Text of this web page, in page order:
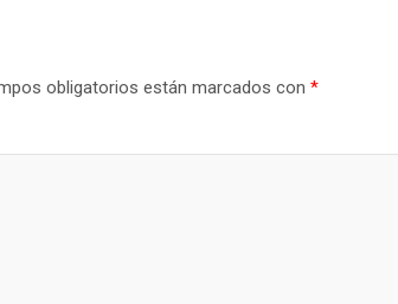
obligatorios están marcados con *